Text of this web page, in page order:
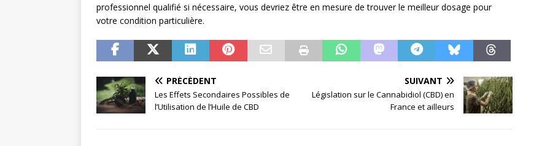
professionnel qualifié si nécessaire, vous devriez être en mesure de trouver le meilleur dosage pour
votre condition particulière.
PRÉCÉDENT
Les Effets Secondaires Possibles de
l’Utilisation de l’Huile de CBD
SUIVANT
Législation sur le Cannabidiol (CBD) en
France et ailleurs